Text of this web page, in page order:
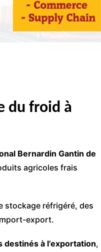
du froid à
Bernardin Gantin de
agricoles frais
stockage réfrigéré, des
export.
à l’exportation,